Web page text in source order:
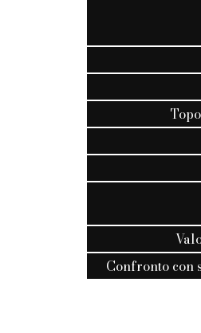
Confronto con